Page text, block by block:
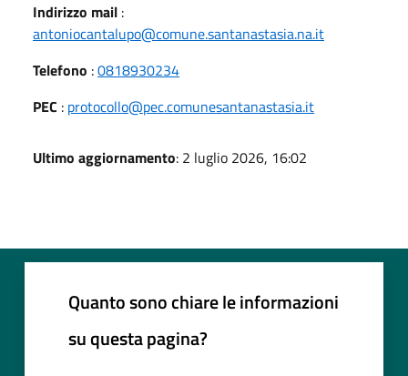
Indirizzo mail :
antoniocantalupo@comune.santanastasia.na.it
Telefono :0818930234
PEC : protocollo@pec.comunesantanastasia.it
Ultimo aggiornamento: 2 luglio 2026, 16:02
Quanto sono chiare le informazioni
su questa pagina?